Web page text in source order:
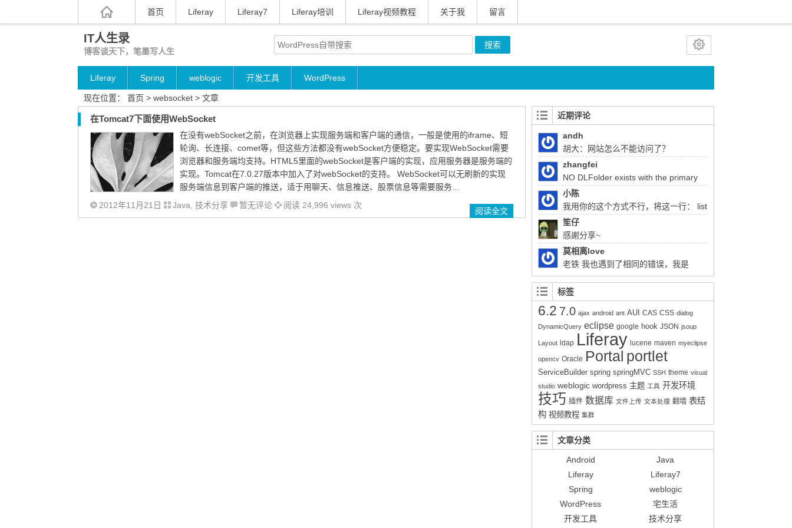
首页 Liferay Liferay7 Liferay培训 Liferay视频教程 关于我 留言
IT人生录
博客谈天下，笔墨写人生
Liferay Spring weblogic 开发工具 WordPress
现在位置： 首页 > websocket > 文章
在Tomcat7下面使用WebSocket
在没有webSocket之前，在浏览器上实现服务端和客户端的通信，一般是使用的iframe、短
轮询、长连接、comet等，但这些方法都没有webSocket方便稳定。要实现WebSocket需要
浏览器和服务端均支持。HTML5里面的webSocket是客户端的实现，应用服务器是服务端的
实现。Tomcat在7.0.27版本中加入了对webSocket的支持。 WebSocket可以无刷新的实现
服务端信息到客户端的推送，适于用聊天、信息推送、股票信息等需要服务...
2012年11月21日
Java 技术分享 暂无评论 阅读 24,996 views 次
阅读全文
近期评论
andh
胡大：网站怎么不能访问了？
zhangfei
NO DLFolder exists with the primary
key 22333 胡总，使用liferay上传文件报了这
个错，该怎么解决
小陈
我用你的这个方式不行，将这一行： list
= (List)QueryUtil.list(q, getDialect(),start, end,
false); 注释掉换成：list = q.list();前面的：
Query q = session.createQuery(sql); 换成
Query q =
session.createSQLQuery(HQL).addEntity("这
里是xx-service.xml的名称", 类名Impl.class);就
可以实现查询功能了。但是有个问题就是只能
得到该类的所有属性所对应的值，其它类的值
无法获得。比如我们的sql写联查就只能得到其
中一张表的数据而不是该SQL语句查询到的所
有数据。求教该如何解决的好呢？
笙仔
感謝分享~
莫相离love
老铁 我也遇到了相同的错误，我是
Liferay7.0.4+openldap2.4报的这个错，请问你
解决了吗？
标签
6.2 7.0 ajax android ant AUI CAS CSS dialog
DynamicQuery eclipse google hook JSON jsoup
Layout ldap Liferay lucene maven myeclipse
opencv Oracle Portal portlet
ServiceBuilder spring springMVC SSH theme visual
studio weblogic wordpress 主题 工具 开发环境
技巧 插件 数据库 文件上传 文本处理 翻墙 表结
构 视频教程 集群
文章分类
Android
Java
Liferay
Liferay7
Spring
weblogic
WordPress
宅生活
开发工具
技术分享